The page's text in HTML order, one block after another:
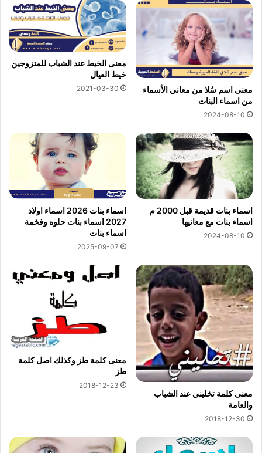
معنى اسم سُلا من معاني الأسماء
من اسماء البنات
2024-08-10
معنى الخيط عند الشباب للمتزوجين
خيط العيال
2021-03-30
اسماء بنات قديمة قبل 2000 م
اسماء بنات مع معانيها
2024-08-10
اسماء بنات 2026 اسماء اولاد
2027 اسماء بنات حلوه وفخمة
اسماء بنات
2025-09-07
معنى كلمة تخليني عند الشباب
والعامة
2018-12-30
معنى كلمة طز وكذلك اصل كلمة
طز
2018-12-23